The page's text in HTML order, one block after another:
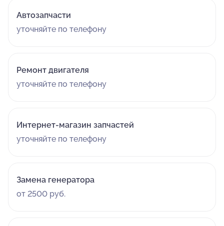
Автозапчасти
уточняйте по телефону
Ремонт двигателя
уточняйте по телефону
Интернет-магазин запчастей
уточняйте по телефону
Замена генератора
от 2500 руб.